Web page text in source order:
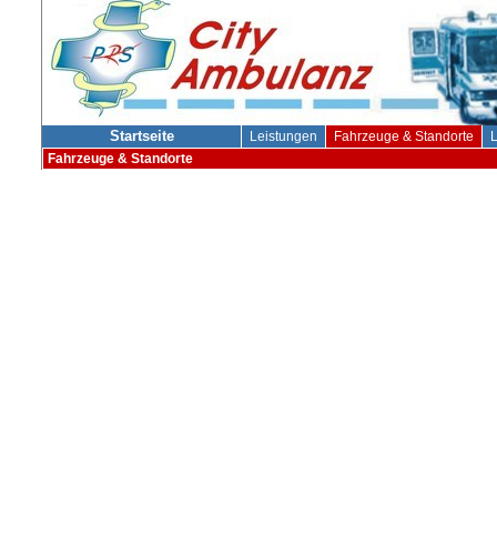
Startseite Leistungen Fahrzeuge & Standorte
Fahrzeuge & Standorte